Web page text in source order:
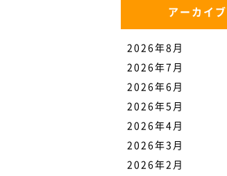
アーカイブ
2026年8月
2026年7月
2026年6月
2026年5月
2026年4月
2026年3月
2026年2月